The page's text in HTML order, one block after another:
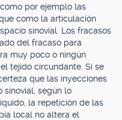
por ejemplo las
como la articulación
sinovial. Los fracasos
del fracaso para
muy poco o ningún
tejido circundante. Si se
que las inyecciones
sinovial, según lo
la repetición de las
local no altera el